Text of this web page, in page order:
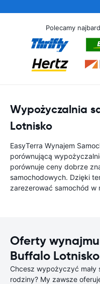
Polecamy
Wypożyczalnia
Lotnisko
EasyTerra Wynajem
porównującą
porównuje ceny dobrze
samochodowych. Dzięki
zarezerować samochód w
Oferty
Buffalo Lotnisko
Chcesz wypożyczyć mały
rodziny? My zawsze